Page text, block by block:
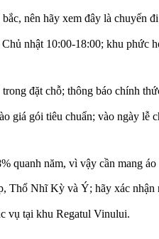
nên hãy xem đây là chuyến
nhật 10:00-18:00; khu phức
đặt chỗ; thông báo chính
giá gói tiêu chuẩn; vào ngày lễ
quanh năm, vì vậy cần mang áo
Thổ Nhĩ Kỳ và Ý; hãy xác nhận
vụ tại khu Regatul Vinului.